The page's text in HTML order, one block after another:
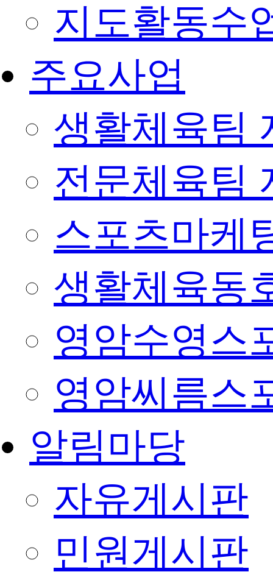
지도활동수
주요사업
생활체육팀
전문체육팀
스포츠마케
생활체육동
영암수영스
영암씨름스
알림마당
자유게시판
민원게시판